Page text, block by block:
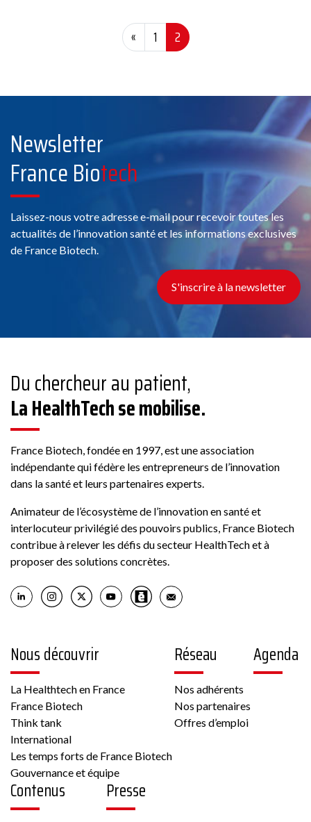
« 1 2
Newsletter
France Biotech
Laissez-nous votre adresse e-mail pour recevoir toutes les
actualités de l’innovation santé et les informations exclusives
de France Biotech.
S'inscrire à la newsletter
Du chercheur au patient,
La HealthTech se mobilise.
France Biotech, fondée en 1997, est une association
indépendante qui fédère les entrepreneurs de l’innovation
dans la santé et leurs partenaires experts.
Animateur de l’écosystème de l’innovation en santé et
interlocuteur privilégié des pouvoirs publics, France Biotech
contribue à relever les défis du secteur HealthTech et à
proposer des solutions concrètes.
Nous découvrir
La Healthtech en France
France Biotech
Think tank
International
Les temps forts de France Biotech
Gouvernance et équipe
Réseau
Nos adhérents
Nos partenaires
Offres d’emploi
Agenda
Contenus Presse